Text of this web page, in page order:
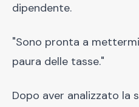
dipendente.
"Sono pronta a
paura delle tasse."
Dopo aver analizzato la